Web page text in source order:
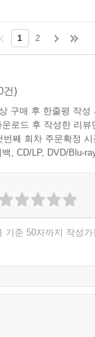
1 2
건)
구매 후 한줄평 작성
로드 후 작성한 리
번째 회차 주문확정
, CD/LP, DVD/Blu-
기준 50자까지 작성가